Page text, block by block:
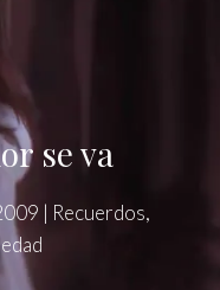
se va
| Recuerdos,